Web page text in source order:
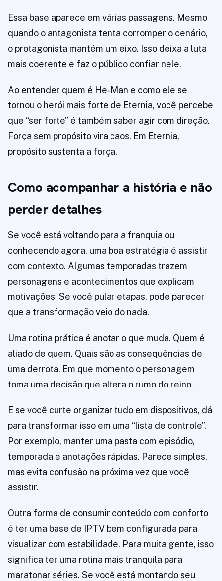
Essa base aparece em várias passagens. Mesmo
quando o antagonista tenta corromper o cenário,
o protagonista mantém um eixo. Isso deixa a luta
mais coerente e faz o público confiar nele.
Ao entender quem é He-Man e como ele se
tornou o herói mais forte de Eternia, você percebe
que “ser forte” é também saber agir com direção.
Força sem propósito vira caos. Em Eternia,
propósito sustenta a força.
Como acompanhar a história e não
perder detalhes
Se você está voltando para a franquia ou
conhecendo agora, uma boa estratégia é assistir
com contexto. Algumas temporadas trazem
personagens e acontecimentos que explicam
motivações. Se você pular etapas, pode parecer
que a transformação veio do nada.
Uma rotina prática é anotar o que muda. Quem é
aliado de quem. Quais são as consequências de
uma derrota. Em que momento o personagem
toma uma decisão que altera o rumo do reino.
E se você curte organizar tudo em dispositivos, dá
para transformar isso em uma “lista de controle”.
Por exemplo, manter uma pasta com episódio,
temporada e anotações rápidas. Parece simples,
mas evita confusão na próxima vez que você
assistir.
Outra forma de consumir conteúdo com conforto
é ter uma base de IPTV bem configurada para
visualizar com estabilidade. Para muita gente, isso
significa ter uma rotina mais tranquila para
maratonar séries. Se você está montando seu